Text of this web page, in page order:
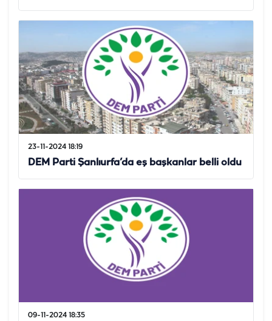
23-11-2024 18:19
DEM Parti Şanlıurfa’da eş başkanlar belli oldu
09-11-2024 18:35